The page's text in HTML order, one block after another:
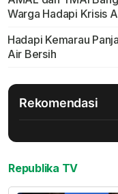
Warga Hadapi Krisis
Hadapi Kemarau
Air Bersih
Rekomendasi
Republika TV